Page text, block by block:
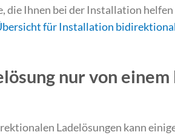
Ihnen bei der Installation helfen
für Installation
nur von
Ladelösungen kann